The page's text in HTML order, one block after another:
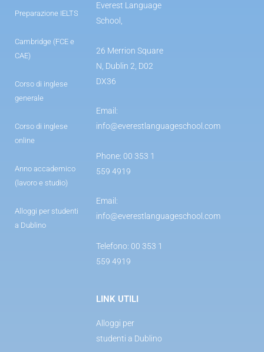
Preparazione IELTS
Cambridge (FCE e
CAE)
Corso di inglese
generale
Corso di inglese
online
Anno accademico
(lavoro e studio)
Alloggi per studenti
a Dublino
Everest Language
School,
26 Merrion Square
N, Dublin 2, D02
DX36
Email:
info@everestlanguageschool.com
Phone: 00 353 1
559 4919
Email:
info@everestlanguageschool.com
Telefono: 00 353 1
559 4919
LINK UTILI
Alloggi per
studenti a Dublino